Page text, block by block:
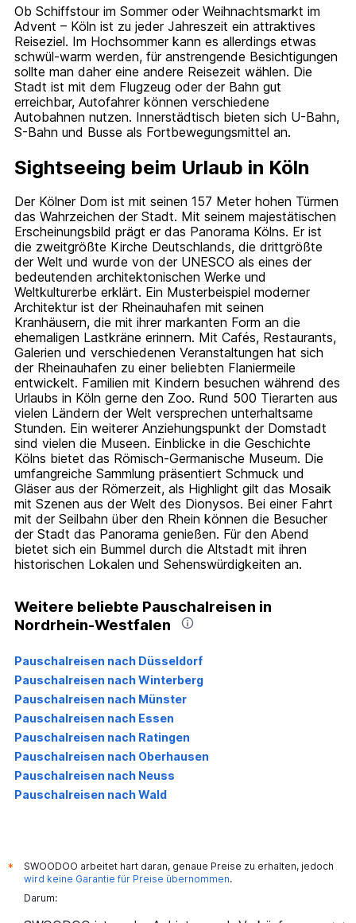
Ob Schiffstour im Sommer oder Weihnachtsmarkt im
Advent – Köln ist zu jeder Jahreszeit ein attraktives
Reiseziel. Im Hochsommer kann es allerdings etwas
schwül-warm werden, für anstrengende Besichtigungen
sollte man daher eine andere Reisezeit wählen. Die
Stadt ist mit dem Flugzeug oder der Bahn gut
erreichbar, Autofahrer können verschiedene
Autobahnen nutzen. Innerstädtisch bieten sich U-Bahn,
S-Bahn und Busse als Fortbewegungsmittel an.
Sightseeing beim Urlaub in Köln
Der Kölner Dom ist mit seinen 157 Meter hohen Türmen
das Wahrzeichen der Stadt. Mit seinem majestätischen
Erscheinungsbild prägt er das Panorama Kölns. Er ist
die zweitgrößte Kirche Deutschlands, die drittgrößte
der Welt und wurde von der UNESCO als eines der
bedeutenden architektonischen Werke und
Weltkulturerbe erklärt. Ein Musterbeispiel moderner
Architektur ist der Rheinauhafen mit seinen
Kranhäusern, die mit ihrer markanten Form an die
ehemaligen Lastkräne erinnern. Mit Cafés, Restaurants,
Galerien und verschiedenen Veranstaltungen hat sich
der Rheinauhafen zu einer beliebten Flaniermeile
entwickelt. Familien mit Kindern besuchen während des
Urlaubs in Köln gerne den Zoo. Rund 500 Tierarten aus
vielen Ländern der Welt versprechen unterhaltsame
Stunden. Ein weiterer Anziehungspunkt der Domstadt
sind vielen die Museen. Einblicke in die Geschichte
Kölns bietet das Römisch-Germanische Museum. Die
umfangreiche Sammlung präsentiert Schmuck und
Gläser aus der Römerzeit, als Highlight gilt das Mosaik
mit Szenen aus der Welt des Dionysos. Bei einer Fahrt
mit der Seilbahn über den Rhein können die Besucher
der Stadt das Panorama genießen. Für den Abend
bietet sich ein Bummel durch die Altstadt mit ihren
historischen Lokalen und Sehenswürdigkeiten an.
Weitere beliebte Pauschalreisen in
Nordrhein-Westfalen
Pauschalreisen nach Düsseldorf
Pauschalreisen nach Winterberg
Pauschalreisen nach Münster
Pauschalreisen nach Essen
Pauschalreisen nach Ratingen
Pauschalreisen nach Oberhausen
Pauschalreisen nach Neuss
Pauschalreisen nach Wald
*
SWOODOO arbeitet hart daran, genaue Preise zu erhalten, jedoch
wird keine Garantie für Preise übernommen.
Darum: